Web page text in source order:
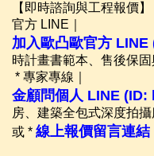
【即時諮詢與工程報價】
官方 LINE｜
加入歐凸歐官方
時計畫書範本、售後保固
* 專家專線｜
金顧問個人 LINE (ID:
房、建築全包式深度拍攝
或 * 線上報價留言連結